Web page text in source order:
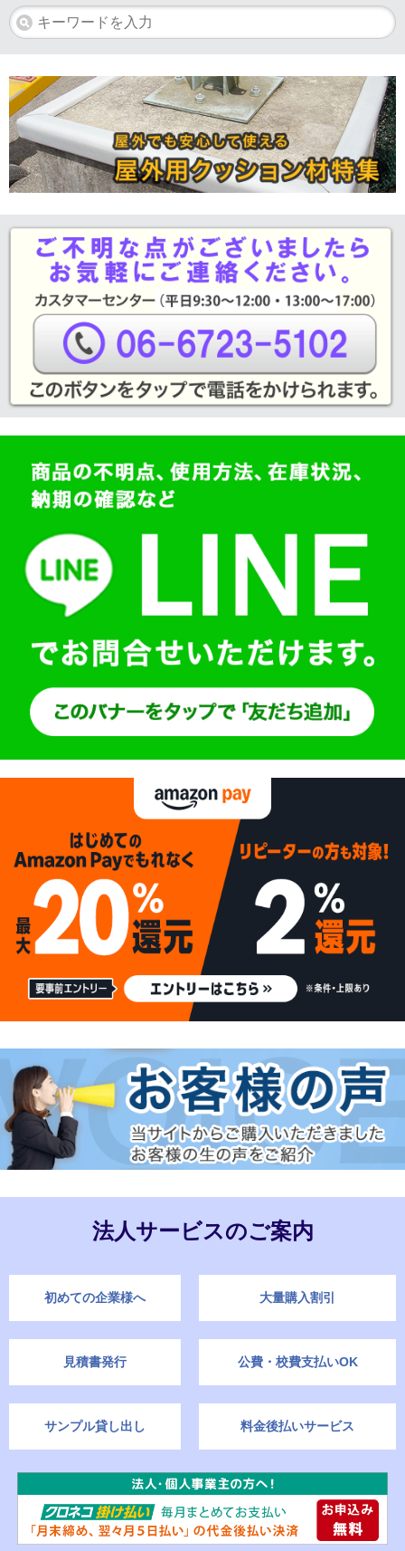
法人サービスのご案内
初めての企業様へ 大量購入割引
見積書発行 公費・校費支払いOK
サンプル貸し出し 料金後払いサービス